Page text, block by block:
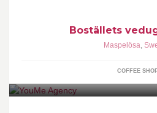
Boställets
Maspelösa,
COFFEE